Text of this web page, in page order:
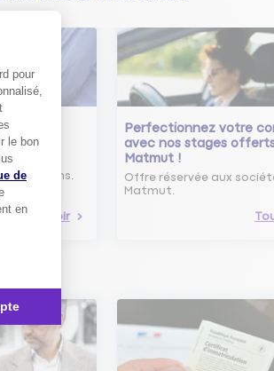
son
meilleure
besoins.
Tout savoir
Perfectionnez votre
avec nos stages
Matmut !
Offre réservée aux
Matmut.
pour
le bon
de
en